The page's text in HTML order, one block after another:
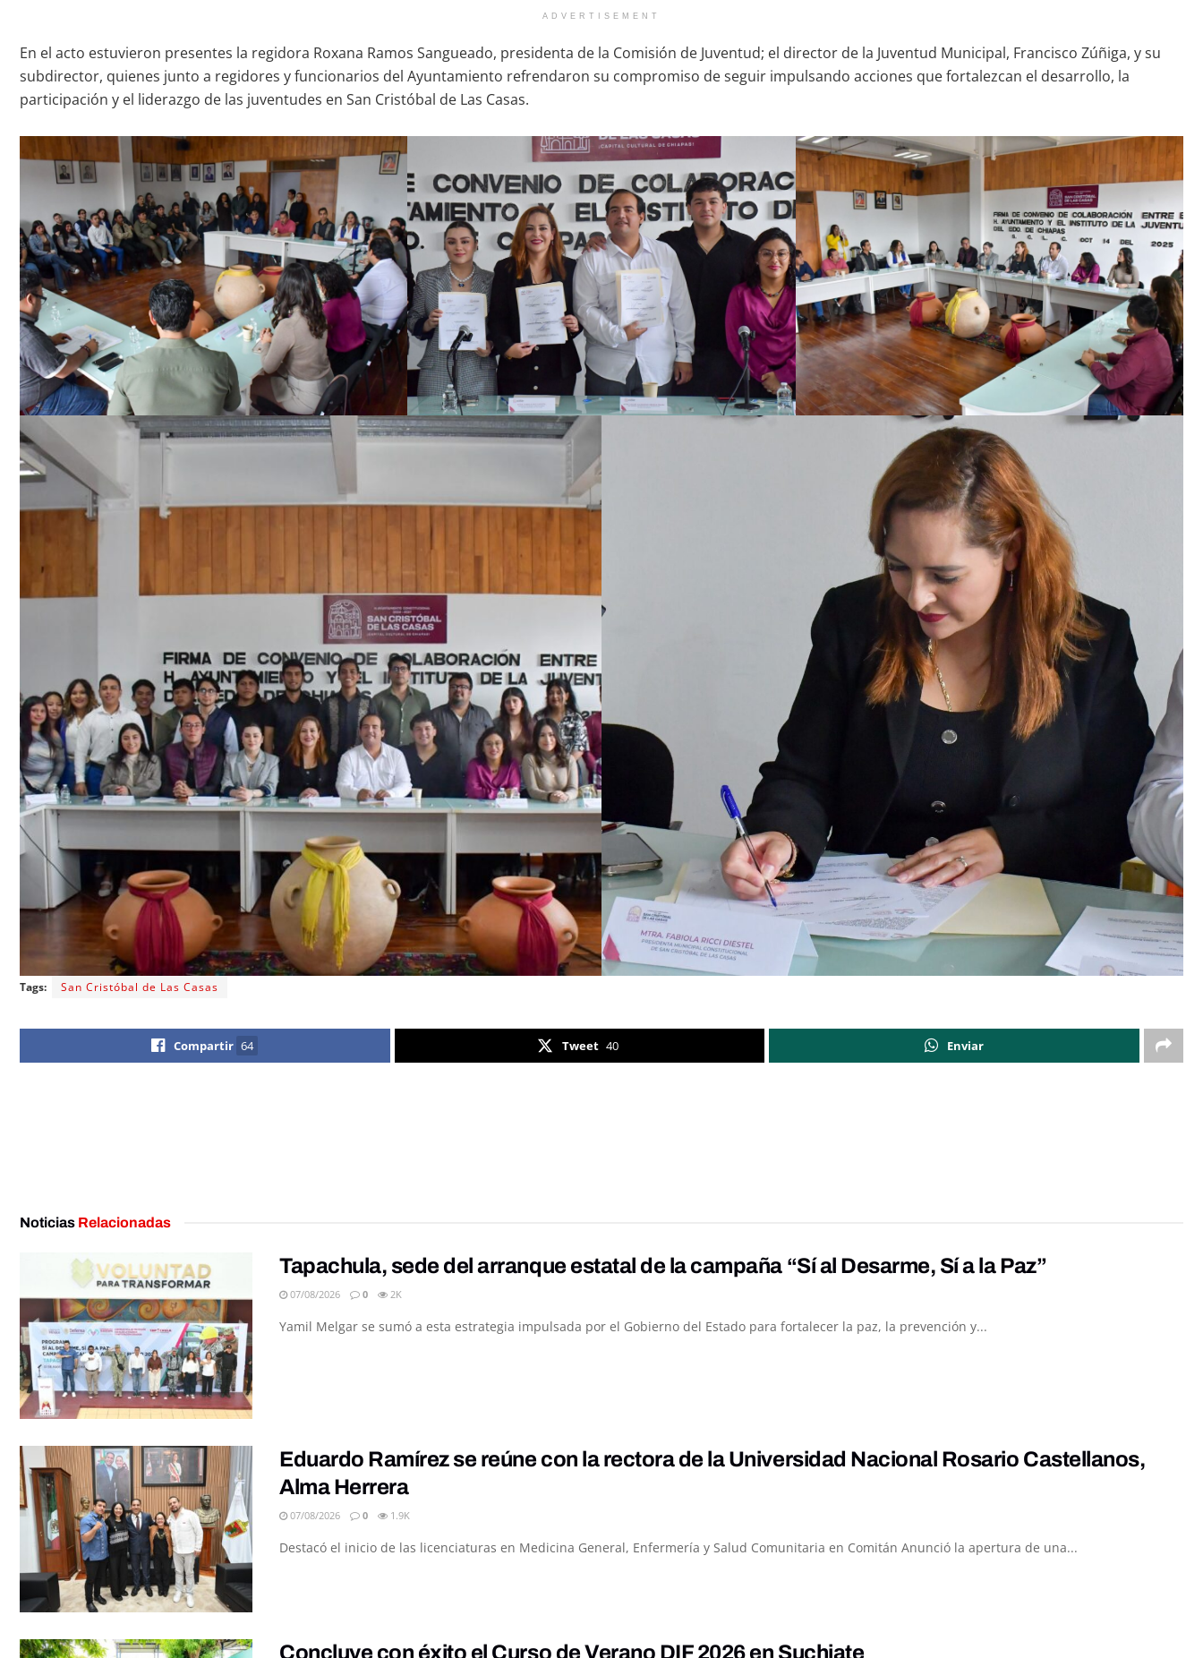
ADVERTISEMENT
En el acto estuvieron presentes la regidora Roxana Ramos Sangueado, presidenta de la Comisión de Juventud; el director de la Juventud Municipal, Francisco Zúñiga, y su
subdirector, quienes junto a regidores y funcionarios del Ayuntamiento refrendaron su compromiso de seguir impulsando acciones que fortalezcan el desarrollo, la
participación y el liderazgo de las juventudes en San Cristóbal de Las Casas.
Tags: San Cristóbal de Las Casas
Compartir 64 Tweet 40 Enviar
Noticias Relacionadas
Tapachula, sede del arranque estatal de la campaña “Sí al Desarme, Sí a la Paz”
07/08/2026 0 2K
Yamil Melgar se sumó a esta estrategia impulsada por el Gobierno del Estado para fortalecer la paz, la prevención y...
Eduardo Ramírez se reúne con la rectora de la Universidad Nacional Rosario Castellanos,
Alma Herrera
07/08/2026 0 1.9K
Destacó el inicio de las licenciaturas en Medicina General, Enfermería y Salud Comunitaria en Comitán Anunció la apertura de una...
Concluye con éxito el Curso de Verano DIF 2026 en Suchiate